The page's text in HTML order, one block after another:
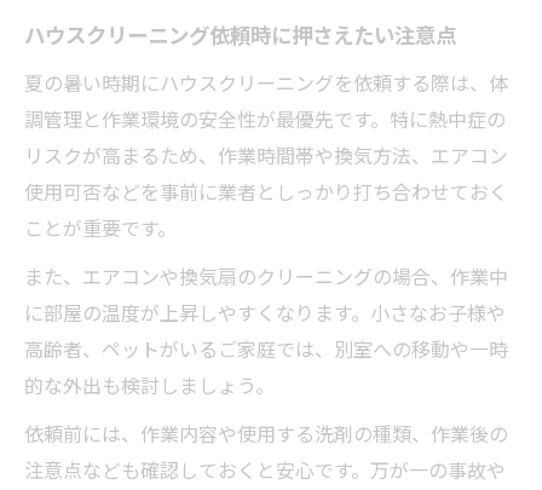
ハウスクリーニング依頼時に押さえたい注意点
夏の暑い時期にハウスクリーニングを依頼する際は、体
調管理と作業環境の安全性が最優先です。特に熱中症の
リスクが高まるため、作業時間帯や換気方法、エアコン
使用可否などを事前に業者としっかり打ち合わせておく
ことが重要です。
また、エアコンや換気扇のクリーニングの場合、作業中
に部屋の温度が上昇しやすくなります。小さなお子様や
高齢者、ペットがいるご家庭では、別室への移動や一時
的な外出も検討しましょう。
依頼前には、作業内容や使用する洗剤の種類、作業後の
注意点なども確認しておくと安心です。万が一の事故や